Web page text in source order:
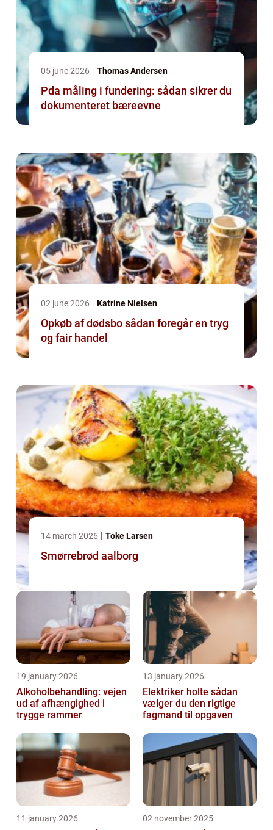
05 june 2026 Thomas Andersen
Pda måling i fundering: sådan sikrer du
dokumenteret bæreevne
02 june 2026 Katrine Nielsen
Opkøb af dødsbo sådan foregår en tryg
og fair handel
14 march 2026 Toke Larsen
Smørrebrød aalborg
19 january 2026
Alkoholbehandling: vejen
ud af afhængighed i
trygge rammer
13 january 2026
Elektriker holte sådan
vælger du den rigtige
fagmand til opgaven
11 january 2026 02 november 2025